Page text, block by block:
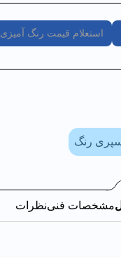
استعلام قیمت رنگ آمیزی
رنگ
مشخصات فنینظرات